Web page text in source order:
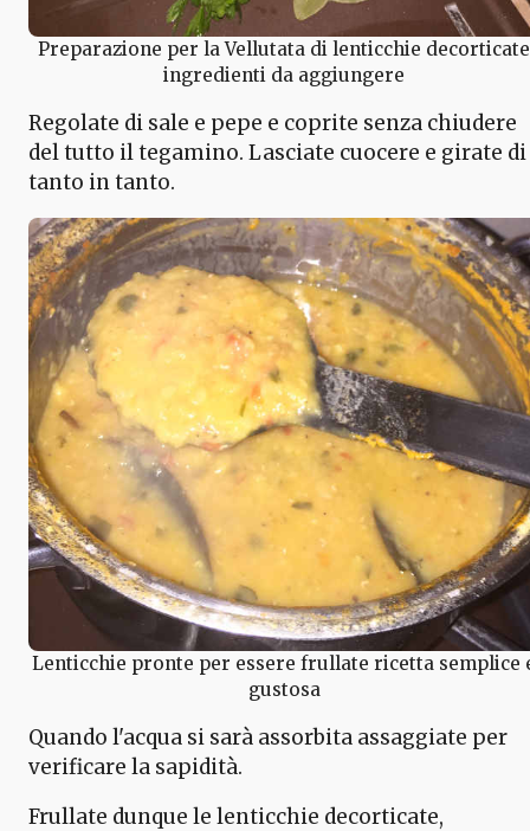
Preparazione per la Vellutata di lenticchie decorticate
ingredienti da aggiungere
Regolate di sale e pepe e coprite senza chiudere
del tutto il tegamino. Lasciate cuocere e girate di
tanto in tanto.
Lenticchie pronte per essere frullate ricetta semplice
gustosa
Quando l'acqua si sarà assorbita assaggiate per
verificare la sapidità.
Frullate dunque le lenticchie decorticate,